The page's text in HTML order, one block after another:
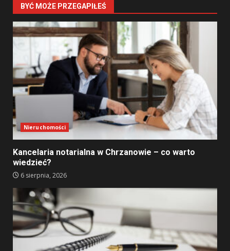
BYĆ MOŻE PRZEGAPIŁEŚ
Nieruchomości
Kancelaria notarialna w Chrzanowie – co warto
wiedzieć?
6 sierpnia, 2026